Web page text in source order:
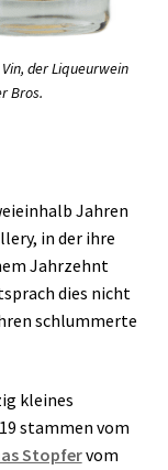
der Liqueurwein
Bros.
Jahren
in der ihre
Jahrzehnt
dies nicht
schlummerte
kleines
stammen vom
Stopfervom